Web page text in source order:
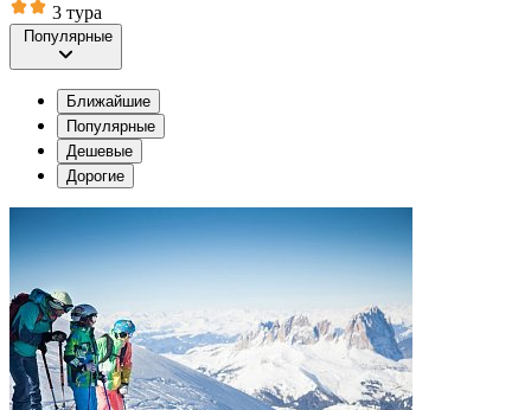
3 тура
Популярные
Ближайшие
Популярные
Дешевые
Дорогие